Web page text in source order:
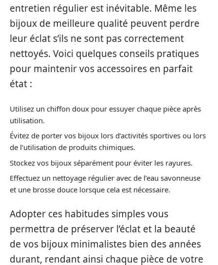
entretien régulier est inévitable. Même les
bijoux de meilleure qualité peuvent perdre
leur éclat s’ils ne sont pas correctement
nettoyés. Voici quelques conseils pratiques
pour maintenir vos accessoires en parfait
état :
Utilisez un chiffon doux pour essuyer chaque pièce après
utilisation.
Évitez de porter vos bijoux lors d’activités sportives ou lors
de l’utilisation de produits chimiques.
Stockez vos bijoux séparément pour éviter les rayures.
Effectuez un nettoyage régulier avec de l’eau savonneuse
et une brosse douce lorsque cela est nécessaire.
Adopter ces habitudes simples vous
permettra de préserver l’éclat et la beauté
de vos bijoux minimalistes bien des années
durant, rendant ainsi chaque pièce de votre